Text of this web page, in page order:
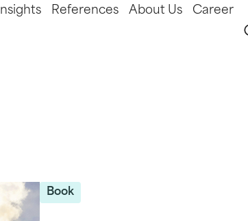
Insights References About Us Career
Book